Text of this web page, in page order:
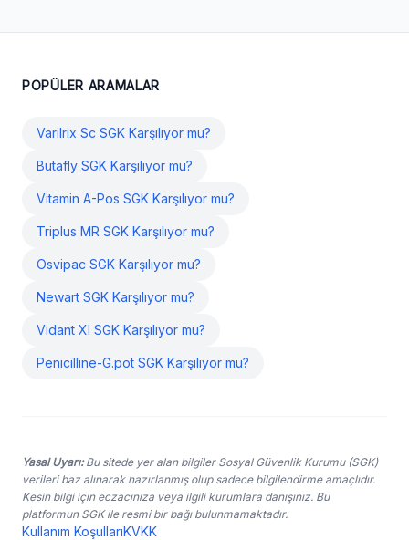
POPÜLER ARAMALAR
Varilrix Sc SGK Karşılıyor mu?
Butafly SGK Karşılıyor mu?
Vitamin A-Pos SGK Karşılıyor mu?
Triplus MR SGK Karşılıyor mu?
Osvipac SGK Karşılıyor mu?
Newart SGK Karşılıyor mu?
Vidant Xl SGK Karşılıyor mu?
Penicilline-G.pot SGK Karşılıyor mu?
Yasal Uyarı:Bu sitede yer alan bilgiler Sosyal Güvenlik Kurumu (SGK)
verileri baz alınarak hazırlanmış olup sadece bilgilendirme amaçlıdır.
Kesin bilgi için eczacınıza veya ilgili kurumlara danışınız. Bu
platformun SGK ile resmi bir bağı bulunmamaktadır.
Kullanım KoşullarıKVKK